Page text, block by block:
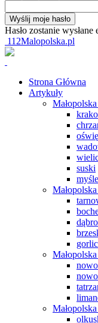
Hasło zostanie wysłane
112Malopolska.pl
Strona Główna
Artykuły
suski